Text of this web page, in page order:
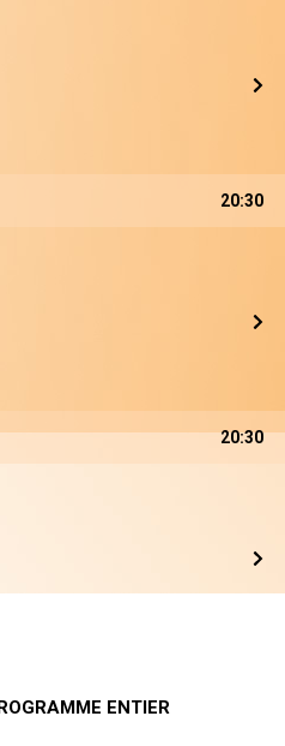
20:30
20:30
ENTIER